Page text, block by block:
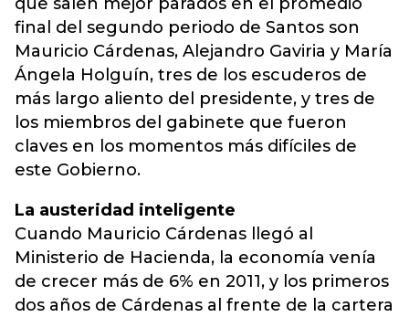
final del segundo periodo de Santos son
Mauricio Cárdenas, Alejandro Gaviria y María
Ángela Holguín, tres de los escuderos de
más largo aliento del presidente, y tres de
los miembros del gabinete que fueron
claves en los momentos más difíciles de
este Gobierno.
La austeridad inteligente
Cuando Mauricio Cárdenas llegó al
Ministerio de Hacienda, la economía venía
de crecer más de 6% en 2011, y los primeros
dos años de Cárdenas al frente de la cartera